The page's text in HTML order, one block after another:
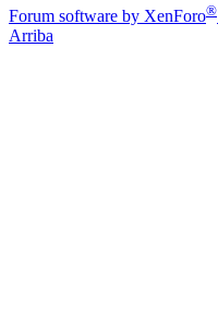
Forum software by XenForo®
Arriba